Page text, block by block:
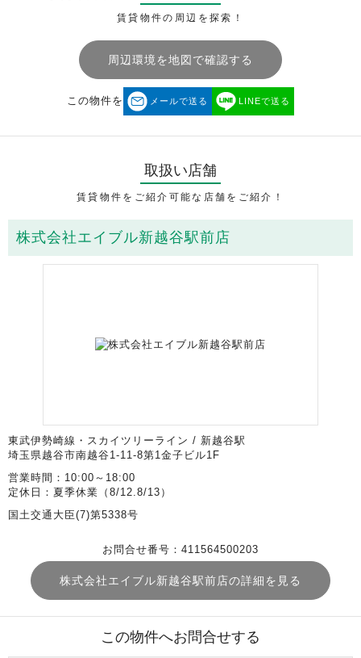
賃貸物件の周辺を探索！
周辺環境を地図で確認する
この物件を メールで送る LINEで送る
取扱い店舗
賃貸物件をご紹介可能な店舗をご紹介！
株式会社エイブル新越谷駅前店
東武伊勢崎線・スカイツリーライン / 新越谷駅
埼玉県越谷市南越谷1-11-8第1金子ビル1F
営業時間：10:00～18:00
定休日：夏季休業（8/12.8/13）
国土交通大臣(7)第5338号
お問合せ番号：411564500203
株式会社エイブル新越谷駅前店の詳細を見る
この物件へお問合せする